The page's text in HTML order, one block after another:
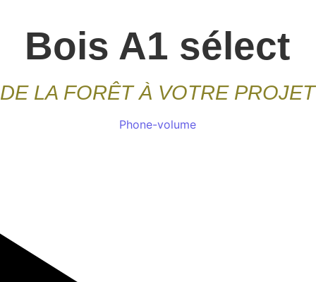
Bois A1 sélect
DE LA FORÊT À VOTRE PROJET
Phone-volume